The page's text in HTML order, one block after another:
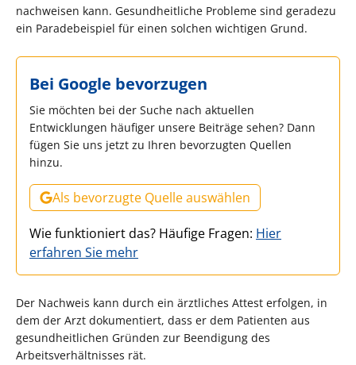
nachweisen kann. Gesundheitliche Probleme sind geradezu
ein Paradebeispiel für einen solchen wichtigen Grund.
Bei Google bevorzugen
Sie möchten bei der Suche nach aktuellen
Entwicklungen häufiger unsere Beiträge sehen? Dann
fügen Sie uns jetzt zu Ihren bevorzugten Quellen
hinzu.
Als bevorzugte Quelle auswählen
Wie funktioniert das? Häufige Fragen: Hier
erfahren Sie mehr
Der Nachweis kann durch ein ärztliches Attest erfolgen, in
dem der Arzt dokumentiert, dass er dem Patienten aus
gesundheitlichen Gründen zur Beendigung des
Arbeitsverhältnisses rät.